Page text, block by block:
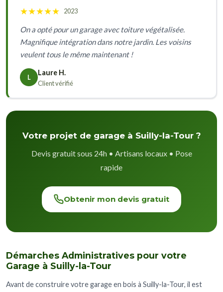
★★★★★ 2023
On a opté pour un garage avec toiture végétalisée.
Magnifique intégration dans notre jardin. Les voisins
veulent tous le même maintenant !
L
Laure H.
Client vérifié
Votre projet de garage à Suilly-la-Tour ?
Devis gratuit sous 24h • Artisans locaux • Pose
rapide
Obtenir mon devis gratuit
Démarches Administratives pour votre
Garage à Suilly-la-Tour
Avant de construire votre garage en bois à Suilly-la-Tour, il est